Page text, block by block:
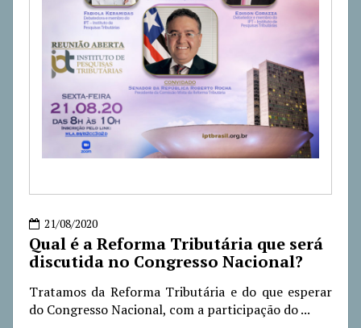
21/08/2020
Qual é a Reforma Tributária que será
discutida no Congresso Nacional?
Tratamos da Reforma Tributária e do que esperar
do Congresso Nacional, com a participação do ...